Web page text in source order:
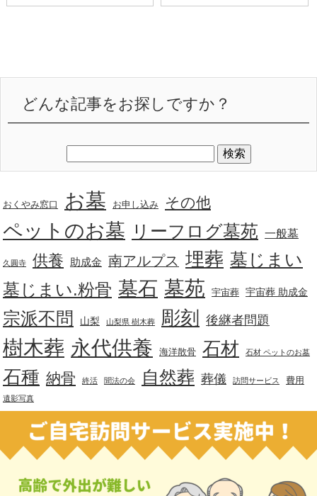
どんな記事をお探しですか？
おくやみ窓口 お墓 お申し込み その他
ペットのお墓 リーフログ墓苑 一般墓
久圓寺 供養 助成金 南アルプス 埋葬 墓じまい
墓じまい.粉骨 墓石 墓苑 宇宙葬 宇宙葬 助成金
宗派不問 山梨 山梨県 樹木葬 彫刻 後継者問題
樹木葬 永代供養 海洋散骨 石材 石材 ペットのお墓
石種 納骨 終活 聞法の会 自然葬 葬儀 訪問サービス 費用
遺影写真